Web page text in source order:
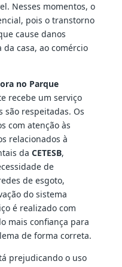
Nesses momentos, o
pois o transtorno
cause danos
casa, ao comércio
no Parque
recebe um serviço
são respeitadas. Os
com atenção às
relacionados à
da CETESB,
de
de esgoto,
do sistema
é realizado com
mais confiança para
de forma correta.
prejudicando o uso